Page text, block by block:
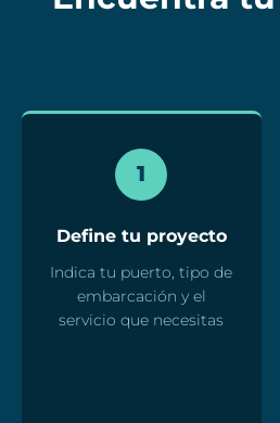
1
Define tu proyecto
Indica tu puerto, tipo de
embarcación y el
servicio que necesitas